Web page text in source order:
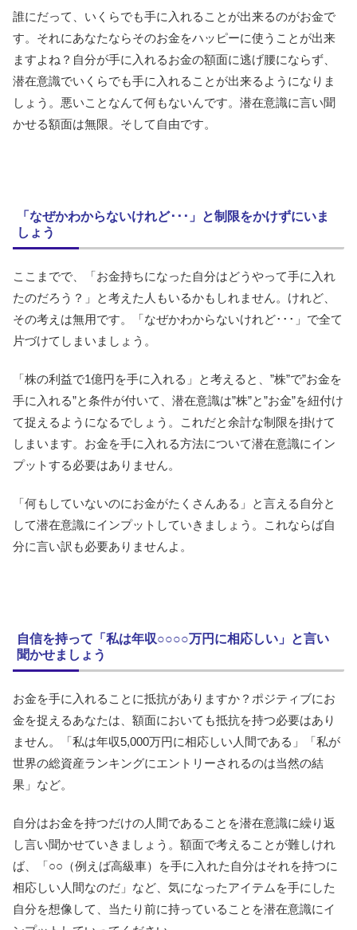
誰にだって、いくらでも手に入れることが出来るのがお金で
す。それにあなたならそのお金をハッピーに使うことが出来
ますよね？自分が手に入れるお金の額面に逃げ腰にならず、
潜在意識でいくらでも手に入れることが出来るようになりま
しょう。悪いことなんて何もないんです。潜在意識に言い聞
かせる額面は無限。そして自由です。
「なぜかわからないけれど･･･」と制限をかけずにいま
しょう
ここまでで、「お金持ちになった自分はどうやって手に入れ
たのだろう？」と考えた人もいるかもしれません。けれど、
その考えは無用です。「なぜかわからないけれど･･･」で全て
片づけてしまいましょう。
「株の利益で1億円を手に入れる」と考えると、”株”で”お金を
手に入れる”と条件が付いて、潜在意識は”株”と”お金”を紐付け
て捉えるようになるでしょう。これだと余計な制限を掛けて
しまいます。お金を手に入れる方法について潜在意識にイン
プットする必要はありません。
「何もしていないのにお金がたくさんある」と言える自分と
して潜在意識にインプットしていきましょう。これならば自
分に言い訳も必要ありませんよ。
自信を持って「私は年収○○○○万円に相応しい」と言い
聞かせましょう
お金を手に入れることに抵抗がありますか？ポジティブにお
金を捉えるあなたは、額面においても抵抗を持つ必要はあり
ません。「私は年収5,000万円に相応しい人間である」「私が
世界の総資産ランキングにエントリーされるのは当然の結
果」など。
自分はお金を持つだけの人間であることを潜在意識に繰り返
し言い聞かせていきましょう。額面で考えることが難しけれ
ば、「○○（例えば高級車）を手に入れた自分はそれを持つに
相応しい人間なのだ」など、気になったアイテムを手にした
自分を想像して、当たり前に持っていることを潜在意識にイ